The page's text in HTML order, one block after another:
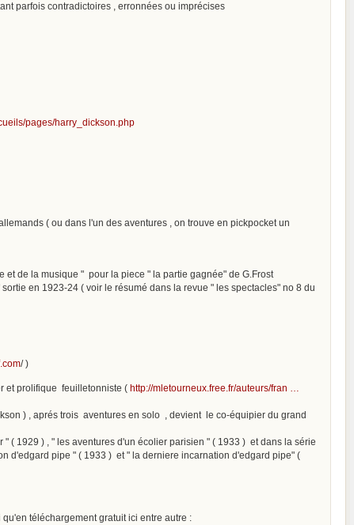
parfois contradictoires , erronnées ou imprécises
pages/harry_dickson.php
( ou dans l'un des aventures , on trouve en pickpocket un
et de la musique " pour la piece " la partie gagnée" de G.Frost
en 1923-24 ( voir le résumé dans la revue " les spectacles" no 8 du
/ )
et prolifique feuilletonniste ( http://mletourneux.free.fr/auteurs/fran …
) , aprés trois aventures en solo , devient le co-équipier du grand
( 1929 ) , " les aventures d'un écolier parisien " ( 1933 ) et dans la série
d'edgard pipe " ( 1933 ) et " la derniere incarnation d'edgard pipe" (
téléchargement gratuit ici entre autre :